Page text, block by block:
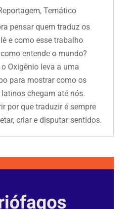
, Temático
pensar quem traduz os
e como esse trabalho
entende o mundo?
Oxigênio leva a uma
para mostrar como os
chegam até nós.
por que traduzir é sempre
criar e disputar sentidos.